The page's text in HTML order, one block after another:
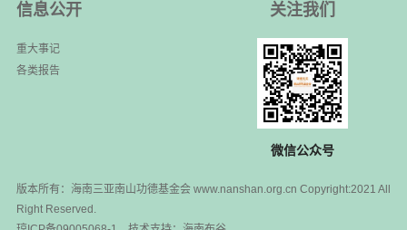
信息公开
重大事记
各类报告
关注我们
微信公众号
版本所有：海南三亚南山功德基金会 www.nanshan.org.cn Copyright:2021 All
Right Reserved.